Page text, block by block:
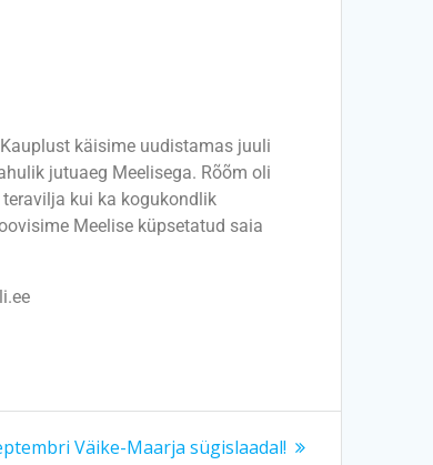
käisime uudistamas juuli
jutuaeg Meelisega. Rõõm oli
kui ka kogukondlik
Meelise küpsetatud saia
Väike-Maarja sügislaadal!